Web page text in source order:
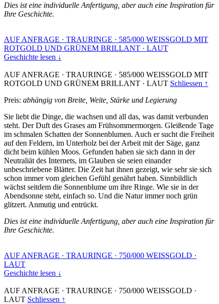
Dies ist eine individuelle Anfertigung, aber auch eine Inspiration für
Ihre Geschichte.
AUF ANFRAGE · TRAURINGE · 585/000 WEISSGOLD MIT
ROTGOLD UND GRÜNEM BRILLANT · LAUT
Geschichte lesen ↓
AUF ANFRAGE · TRAURINGE · 585/000 WEISSGOLD MIT
ROTGOLD UND GRÜNEM BRILLANT · LAUT Schliessen ↑
Preis: abhängig von Breite, Weite, Stärke und Legierung
Sie liebt die Dinge, die wachsen und all das, was damit verbunden
steht. Der Duft des Grases am Frühsommermorgen. Gleißende Tage
im schmalen Schatten der Sonnenblumen. Auch er sucht die Freiheit
auf den Feldern, im Unterholz bei der Arbeit mit der Säge, ganz
dicht beim kühlen Moos. Gefunden haben sie sich dann in der
Neutraliät des Internets, im Glauben sie seien einander
unbeschriebene Blätter. Die Zeit hat ihnen gezeigt, wie sehr sie sich
schon immer vom gleichen Gefühl genährt haben. Sinnbildlich
wächst seitdem die Sonnenblume um ihre Ringe. Wie sie in der
Abendsonne steht, einfach so. Und die Natur immer noch grün
glitzert. Anmutig und entrückt.
Dies ist eine individuelle Anfertigung, aber auch eine Inspiration für
Ihre Geschichte.
AUF ANFRAGE · TRAURINGE · 750/000 WEISSGOLD ·
LAUT
Geschichte lesen ↓
AUF ANFRAGE · TRAURINGE · 750/000 WEISSGOLD ·
LAUT Schliessen ↑